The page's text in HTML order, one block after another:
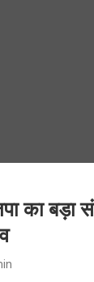
का बड़ा